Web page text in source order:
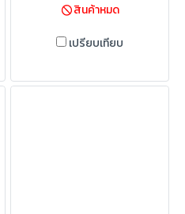
สินค้าหมด
เปรียบเทียบ